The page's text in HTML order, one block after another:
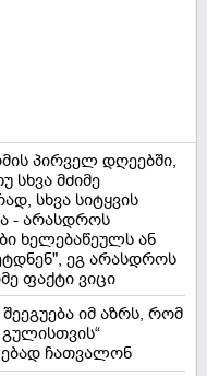
პირველ დღეებში,
სხვა მძიმე
სხვა სიტყვის
- არასდროს
ხელებაწეულს ან
ეგ არასდროს
ფაქტი ვიცი
იმ აზრს, რომ
ჩათვალონ